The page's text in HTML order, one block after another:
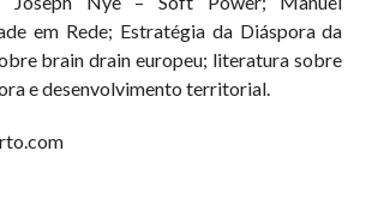
em Rede; Estratégia da Diáspora da
brain drain europeu; literatura sobre
e desenvolvimento territorial.